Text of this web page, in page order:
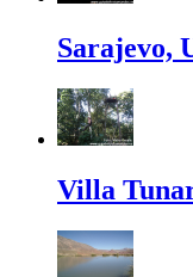
Sarajevo,
Villa